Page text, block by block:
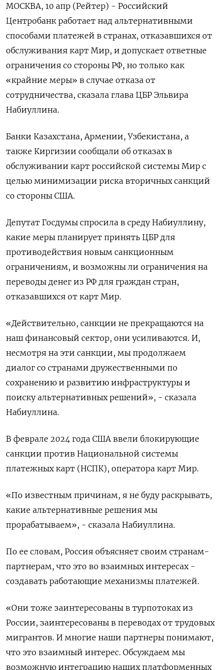
МОСКВА, 10 апр (Рейтер) - Российский
Центробанк работает над альтернативными
способами платежей в странах, отказавшихся от
обслуживания карт Мир, и допускает ответные
ограничения со стороны РФ, но только как
«крайние меры» в случае отказа от
сотрудничества, сказала глава ЦБР Эльвира
Набиуллина.
Банки Казахстана, Армении, Узбекистана, а
также Киргизии сообщали об отказах в
обслуживании карт российской системы Мир с
целью минимизации риска вторичных санкций
со стороны США.
Депутат Госдумы спросила в среду Набиуллину,
какие меры планирует принять ЦБР для
противодействия новым санкционным
ограничениям, и возможны ли ограничения на
переводы денег из РФ для граждан стран,
отказавшихся от карт Мир.
«Действительно, санкции не прекращаются на
наш финансовый сектор, они усиливаются. И,
несмотря на эти санкции, мы продолжаем
диалог со странами дружественными по
сохранению и развитию инфраструктуры и
поиску альтернативных решений», - сказала
Набиуллина.
В феврале 2024 года США ввели блокирующие
санкции против Национальной системы
платежных карт (НСПК), оператора карт Мир.
«По известным причинам, я не буду раскрывать,
какие альтернативные решения мы
прорабатываем», - сказала Набиуллина.
По ее словам, Россия объясняет своим странам-
партнерам, что это во взаимных интересах -
создавать работающие механизмы платежей.
«Они тоже заинтересованы в турпотоках из
России, заинтересованы в переводах от трудовых
мигрантов. И многие наши партнеры понимают,
что это взаимный интерес. Обсуждаем мы
возможную интеграцию наших платформенных